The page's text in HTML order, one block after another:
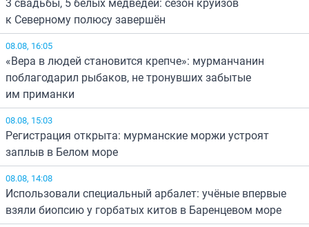
к Северному полюсу завершён
08.08, 16:05
«Вера в людей становится крепче»: мурманчанин
поблагодарил рыбаков, не тронувших забытые
им приманки
08.08, 15:03
Регистрация открыта: мурманские моржи устроят
заплыв в Белом море
08.08, 14:08
Использовали специальный арбалет: учёные впервые
взяли биопсию у горбатых китов в Баренцевом море